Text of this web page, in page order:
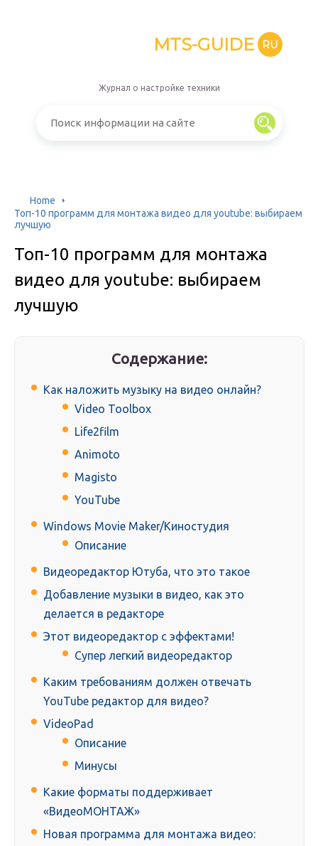
MTS-GUIDE RU
Журнал о настройке техники
Home
Топ-10 программ для монтажа видео для youtube: выбираем
лучшую
Топ-10 программ для монтажа
видео для youtube: выбираем
лучшую
Содержание:
Как наложить музыку на видео онлайн?
Video Toolbox
Life2film
Animoto
Magisto
YouTube
Windows Movie Maker/Киностудия
Описание
Видеоредактор Ютуба, что это такое
Добавление музыки в видео, как это
делается в редакторе
Этот видеоредактор с эффектами!
Супер легкий видеоредактор
Каким требованиям должен отвечать
YouTube редактор для видео?
VideoPad
Описание
Минусы
Какие форматы поддерживает
«ВидеоМОНТАЖ»
Новая программа для монтажа видео: